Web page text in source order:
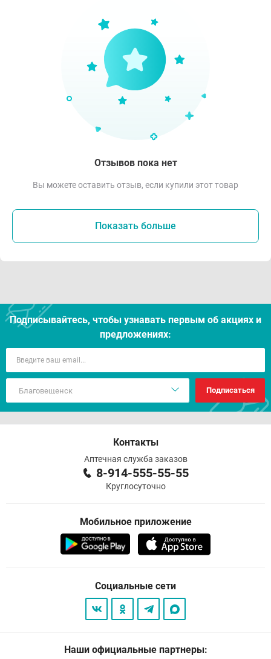
Отзывов пока нет
Вы можете оставить отзыв, если купили этот товар
Показать больше
Подписывайтесь, чтобы узнавать первым об акцияx и
предложениях:
Подписаться
Контакты
Аптечная служба заказов
8-914-555-55-55
Круглосуточно
Мобильное приложение
Социальные сети
Наши официальные партнеры: